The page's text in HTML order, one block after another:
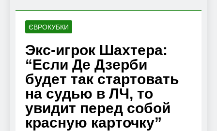
ЄВРОКУБКИ
Экс-игрок Шахтера:
“Если Де Дзерби
будет так стартовать
на судью в ЛЧ, то
увидит перед собой
красную карточку”